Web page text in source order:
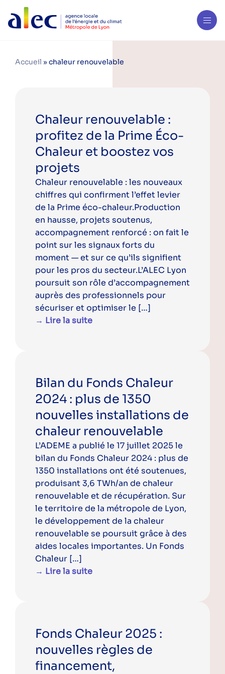
Accueil » chaleur renouvelable
Chaleur renouvelable :
profitez de la Prime Éco-
Chaleur et boostez vos
projets
Chaleur renouvelable : les nouveaux
chiffres qui confirment l’effet levier
de la Prime éco-chaleur.Production
en hausse, projets soutenus,
accompagnement renforcé : on fait le
point sur les signaux forts du
moment — et sur ce qu’ils signifient
pour les pros du secteur.L’ALEC Lyon
poursuit son rôle d’accompagnement
auprès des professionnels pour
sécuriser et optimiser le […]
→ Lire la suite
Bilan du Fonds Chaleur
2024 : plus de 1350
nouvelles installations de
chaleur renouvelable
L’ADEME a publié le 17 juillet 2025 le
bilan du Fonds Chaleur 2024 : plus de
1350 installations ont été soutenues,
produisant 3,6 TWh/an de chaleur
renouvelable et de récupération. Sur
le territoire de la métropole de Lyon,
le développement de la chaleur
renouvelable se poursuit grâce à des
aides locales importantes. Un Fonds
Chaleur […]
→ Lire la suite
Fonds Chaleur 2025 :
nouvelles règles de
financement,